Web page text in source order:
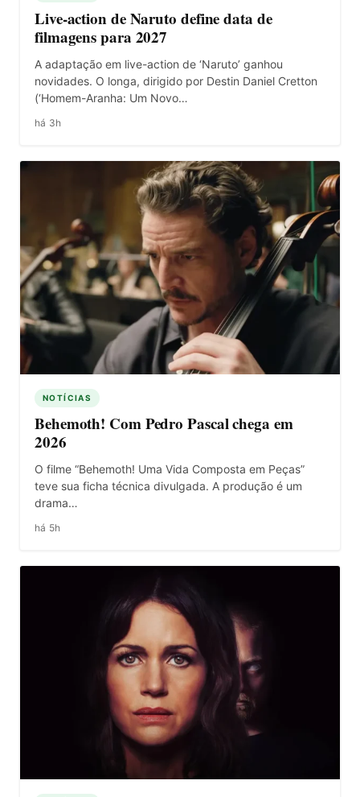
Live-action de Naruto define data de
filmagens para 2027
A adaptação em live-action de ‘Naruto’ ganhou
novidades. O longa, dirigido por Destin Daniel Cretton
(‘Homem-Aranha: Um Novo…
há 3h
NOTÍCIAS
Behemoth! Com Pedro Pascal chega em
2026
O filme “Behemoth! Uma Vida Composta em Peças”
teve sua ficha técnica divulgada. A produção é um
drama…
há 5h